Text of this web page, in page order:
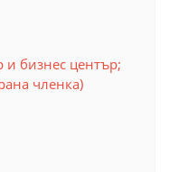
и бизнес център;
членка)